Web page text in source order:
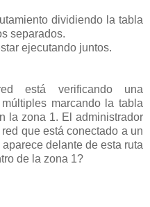
dividiendo la tabla
separados.
ejecutando juntos.
está verificando una
marcando la tabla
la zona 1. El administrador
que está conectado a un
delante de esta ruta
de la zona 1?